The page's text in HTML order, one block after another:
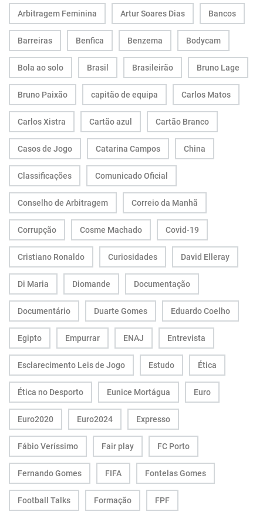
Arbitragem Feminina Artur Soares Dias Bancos
Barreiras Benfica Benzema Bodycam
Bola ao solo Brasil Brasileirão Bruno Lage
Bruno Paixão capitão de equipa Carlos Matos
Carlos Xistra Cartão azul Cartão Branco
Casos de Jogo Catarina Campos China
Classificações Comunicado Oficial
Conselho de Arbitragem Correio da Manhã
Corrupção Cosme Machado Covid-19
Cristiano Ronaldo Curiosidades David Elleray
Di Maria Diomande Documentação
Documentário Duarte Gomes Eduardo Coelho
Egipto Empurrar ENAJ Entrevista
Esclarecimento Leis de Jogo Estudo Ética
Ética no Desporto Eunice Mortágua Euro
Euro2020 Euro2024 Expresso
Fábio Veríssimo Fair play FC Porto
Fernando Gomes FIFA Fontelas Gomes
Football Talks Formação FPF